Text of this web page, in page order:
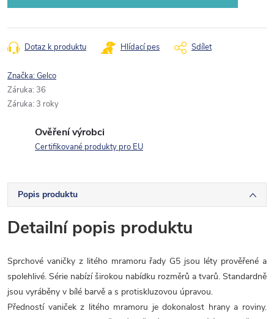
Dotaz k produktu Hlídací pes Sdílet
Značka:Gelco
Záruka: 36
Záruka: 3 roky
Ověření výrobci
Certifikované produkty pro EU
Popis produktu
Detailní popis produktu
Sprchové vaničky z litého mramoru řady G5 jsou léty prověřené a
spolehlivé. Série nabízí širokou nabídku rozměrů a tvarů. Standardně
jsou vyráběny v bílé barvě a s protiskluzovou úpravou.
Předností vaniček z litého mramoru je dokonalost hrany a roviny.